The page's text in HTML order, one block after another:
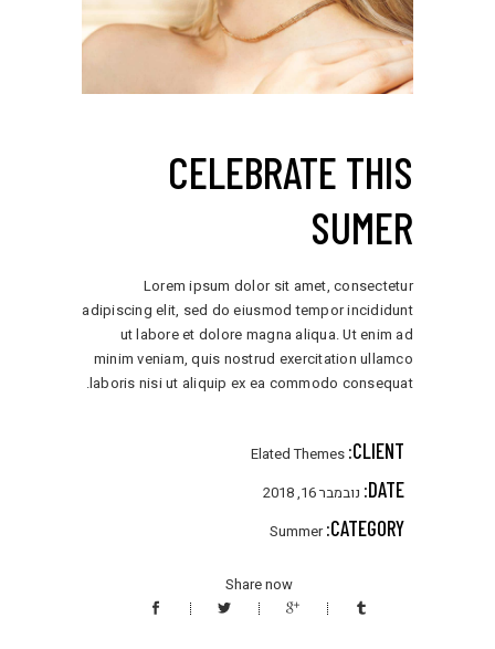
CELEBRATE THIS
SUMER
Lorem ipsum dolor sit amet, consectetur
adipiscing elit, sed do eiusmod tempor incididunt
ut labore et dolore magna aliqua. Ut enim ad
minim veniam, quis nostrud exercitation ullamco
laboris nisi ut aliquip ex ea commodo consequat.
CLIENT:
Elated Themes
DATE: נובמבר 16, 2018
CATEGORY:
Summer
Share now